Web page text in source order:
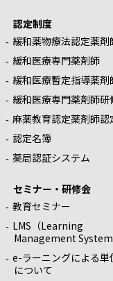
認定制度
緩和薬物療法認定薬剤
緩和医療専門薬剤師
緩和医療暫定指導薬剤
緩和医療専門薬剤師研
麻薬教育認定薬剤師認
認定名簿
薬局認証システム
セミナー・研修会
教育セミナー
LMS（Learning
Management System
e-ラーニングによる単
について